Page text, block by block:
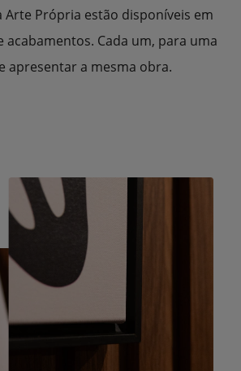
Arte Própria estão disponíveis em
acabamentos. Cada um, para uma
apresentar a mesma obra.